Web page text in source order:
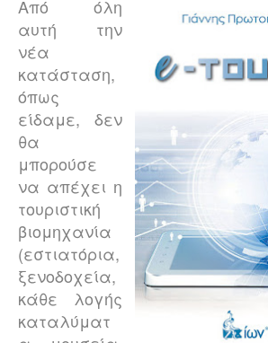
Από όλη
αυτή την
νέα
κατάσταση,
όπως
είδαμε, δεν
θα
μπορούσε
να απέχει η
τουριστική
βιομηχανία
(εστιατόρια,
ξενοδοχεία,
κάθε λογής
καταλύματ